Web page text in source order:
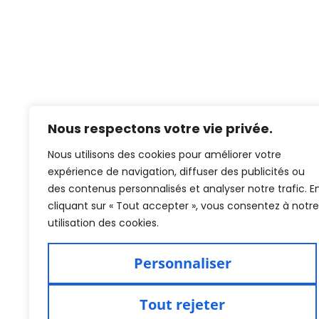
Nous respectons votre vie privée.
Nous utilisons des cookies pour améliorer votre
expérience de navigation, diffuser des publicités ou
des contenus personnalisés et analyser notre trafic.
cliquant sur « Tout accepter », vous consentez à notre
utilisation des cookies.
Personnaliser
Tout rejeter